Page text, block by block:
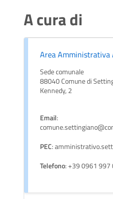
A cura di
Area Amministrativa
Sede comunale
88040 Comune di
Kennedy, 2
Email:
PEC:
Telefono: +39 0961